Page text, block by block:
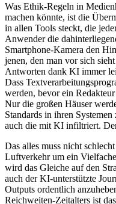
Was Ethik-Regeln in
machen könnte, ist die
in allen Tools steckt, die
Anwender die
Smartphone-Kamera den
jenen, den man vor sich
Antworten dank KI immer
Dass
werden, bevor ein
Nur die großen Häuser
Standards in ihren
auch die mit KI infiltriert.
Das alles muss nicht
Luftverkehr um ein
wird das Gleiche auf den
auch der KI-unterstützte
Outputs ordentlich
Reichweiten-Zeitalters ist